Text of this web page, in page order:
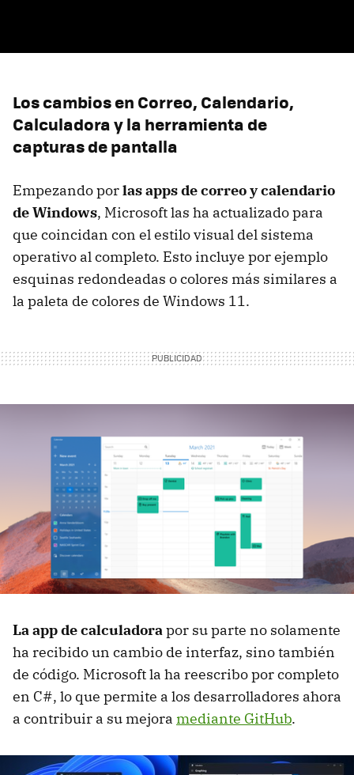
Los cambios en Correo, Calendario,
Calculadora y la herramienta de
capturas de pantalla
Empezando porlas apps de correo y calendario
de Windows, Microsoft las ha actualizado para
que coincidan con el estilo visual del sistema
operativo al completo. Esto incluye por ejemplo
esquinas redondeadas o colores más similares a
la paleta de colores de Windows 11.
La app de calculadorapor su parte no solamente
ha recibido un cambio de interfaz, sino también
de código. Microsoft la ha reescribo por completo
en C#, lo que permite a los desarrolladores ahora
a contribuir a su mejora mediante GitHub.